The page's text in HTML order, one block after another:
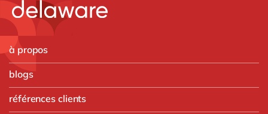
à propos
blogs
références clients